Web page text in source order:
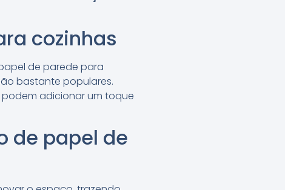
cozinhas
de parede para
bastante populares.
podem adicionar um toque
de papel de